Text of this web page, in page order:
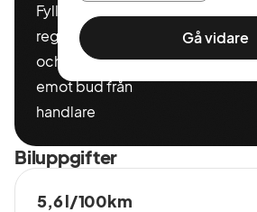
Fyll i ditt
registeringnummer
och miltal för att ta
emot bud från
handlare
Gå vidare
Biluppgifter
5,6 l/100km